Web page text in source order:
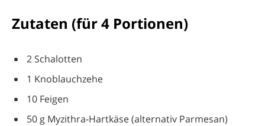
Zutaten (für 4 Portionen)
2 Schalotten
1 Knoblauchzehe
10 Feigen
50 g Myzithra-Hartkäse (alternativ Parmesan)